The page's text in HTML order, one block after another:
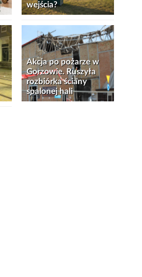
wejścia?
Akcja po pożarze w
Gorzowie. Ruszyła
rozbiórka ściany
spalonej hali